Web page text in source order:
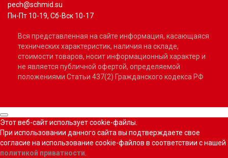
pech@schmid.su
Пн-Пт 10-19, Сб-Вск 10-17
Вся представленная на сайте информация, касающаяся
технических характеристик, наличия на складе,
стоимости товаров, носит информационный характер и
не является публичной офертой, определяемой
положениями Статьи 437(2) Гражданского кодекса РФ
Этот веб-сайт использует cookie-файлы.
При использовании данного сайта вы подтверждаете свое
согласие на использование cookie-файлов в соответствии с нашей
политикой приватности.